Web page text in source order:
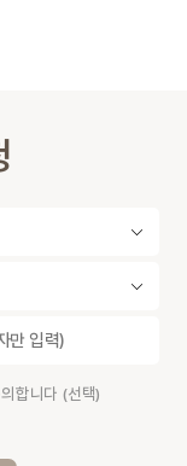
합니다 (선택)